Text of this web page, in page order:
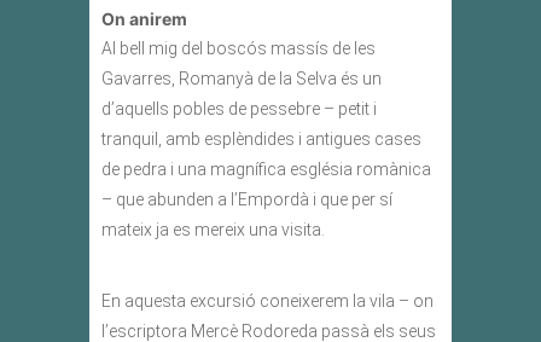
On anirem
Al bell mig del boscós massís de les
Gavarres, Romanyà de la Selva és un
d’aquells pobles de pessebre – petit i
tranquil, amb esplèndides i antigues cases
de pedra i una magnífica església romànica
– que abunden a l’Empordà i que per sí
mateix ja es mereix una visita.
En aquesta excursió coneixerem la vila – on
l’escriptora Mercè Rodoreda passà els seus